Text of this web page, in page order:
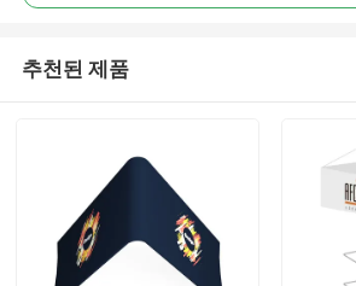
추천된 제품